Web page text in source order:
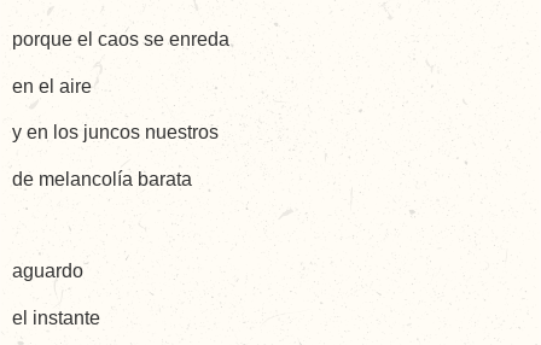
porque el caos se enreda
en el aire
y en los juncos nuestros
de melancolía barata
aguardo
el instante